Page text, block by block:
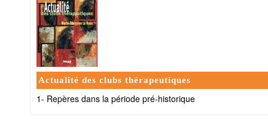
Actualité des clubs thérapeutiques
1- Repères dans la période pré-historique